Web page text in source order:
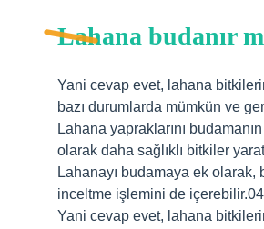
Lahana budanır
Yani cevap evet, lahana
bazı durumlarda mümkün ve
Lahana yapraklarını
olarak daha sağlıklı bitkiler
Lahanayı budamaya ek olarak,
inceltme işlemini de
Yani cevap evet, lahana